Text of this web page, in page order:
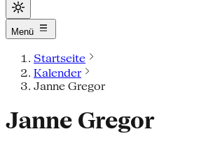
Menü
Startseite
Kalender
Janne Gregor
Janne Gregor